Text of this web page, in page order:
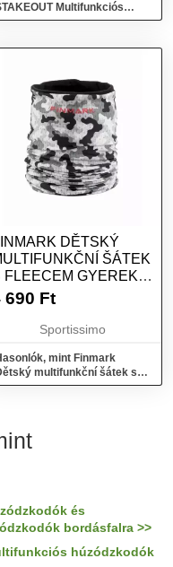
Multifunkciós
szürke, méret
DĚTSKÝ
ŠÁTEK
FLEECEM GYEREK
690 Ft
Sportissimo
mint Finmark
multifunkční šátek s
Gyerek multifunkciós
és
bordásfalra >>
húzódzkodók